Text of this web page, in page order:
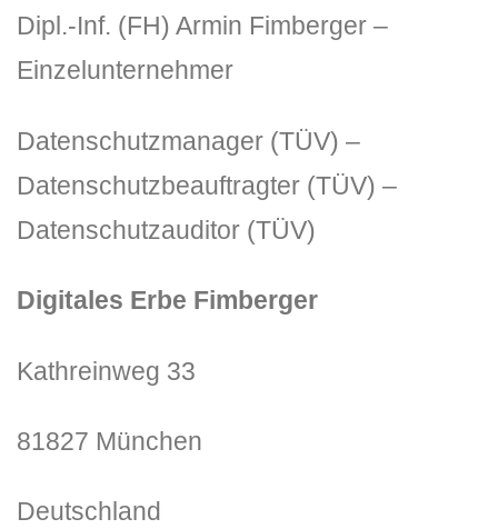
Wie regeln Sie ihren digitalen Nachlass
Dipl.-Inf. (FH) Armin Fimberger –
Einzelunternehmer
Datenschutzmanager (TÜV) –
Datenschutzbeauftragter (TÜV) –
Datenschutzauditor (TÜV)
Digitales Erbe Fimberger
Kathreinweg 33
81827 München
Deutschland